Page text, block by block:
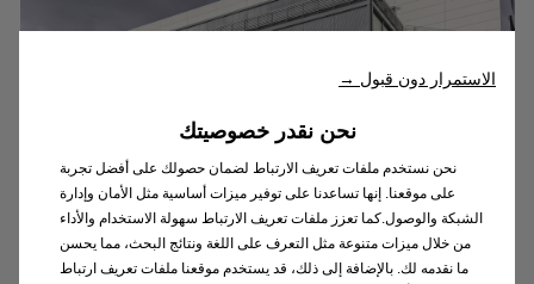
الاستمرار دون قبول →
نحن نقدر خصوصيتك
نحن نستخدم ملفات تعريف الارتباط لضمان حصولك على أفضل تجربة
على موقعنا. إنها تساعدنا على توفير ميزات أساسية مثل الأمان وإدارة
الشبكة والوصول.كما تعزز ملفات تعريف الارتباط سهولة الاستخدام والأداء
من خلال ميزات متنوعة مثل التعرف على اللغة ونتائج البحث، مما يحسن
ما نقدمه لك. بالإضافة إلى ذلك، قد يستخدم موقعنا ملفات تعريف ارتباط